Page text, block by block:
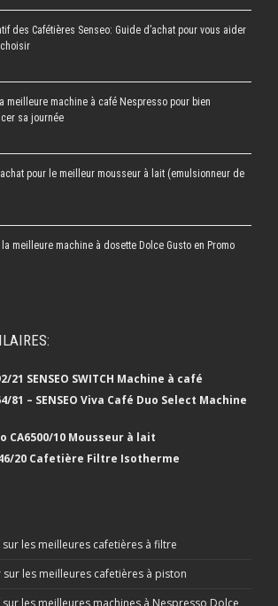
des Cafétières Senseo: Guide d’achat pour vous aider
meilleure machine à café Nespresso pour bien
sa journée
pour le meilleur mousseur à lait (emulsionneur de
meilleure machine à dosette Dolce Gusto en Promo
21 SENSEO SWITCH Machine à café
81 – SENSEO Viva Café Duo Select Machine
CA6500/10 Mousseur à lait
20 Cafetière Filtre Isotherme
les meilleures cafetières à filtre
les meilleures cafetières à piston
les meilleures machines à Nespresso Dolce